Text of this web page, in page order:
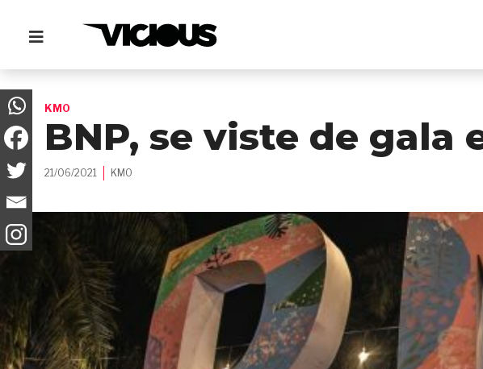
KM0
BNP, se viste de gala
21/06/2021 KM0